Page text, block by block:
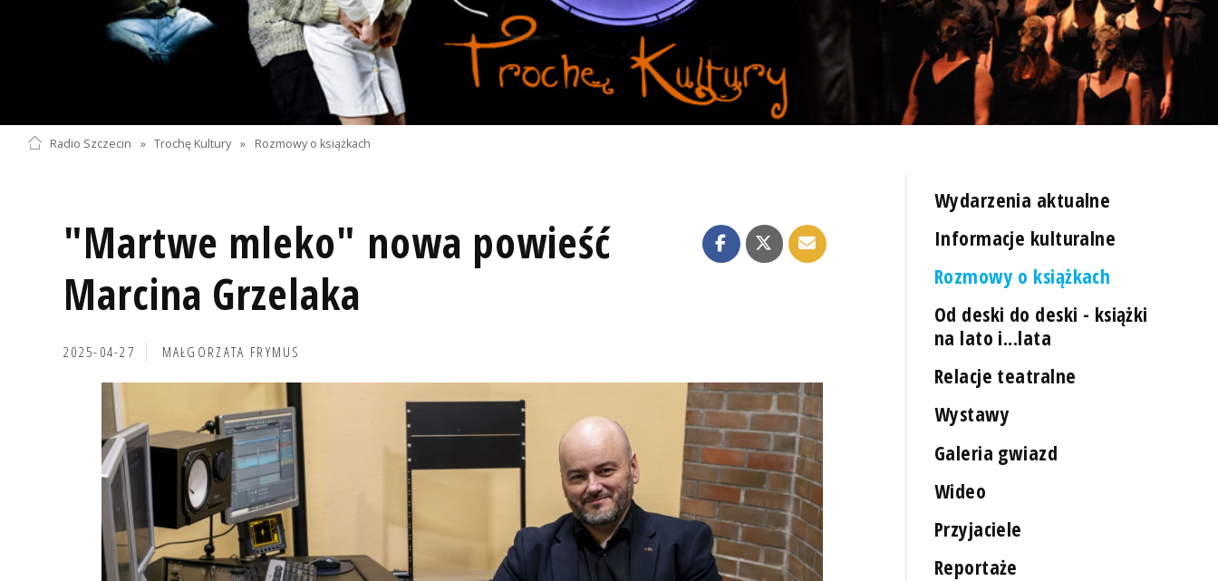
Radio Szczecin » Trochę Kultury » Rozmowy o książkach
"Martwe mleko" nowa powieść
Marcina Grzelaka
2025-04-27 MAŁGORZATA FRYMUS
Wydarzenia aktualne
Informacje kulturalne
Rozmowy o książkach
Od deski do deski - książki
na lato i...lata
Relacje teatralne
Wystawy
Galeria gwiazd
Wideo
Przyjaciele
Reportaże